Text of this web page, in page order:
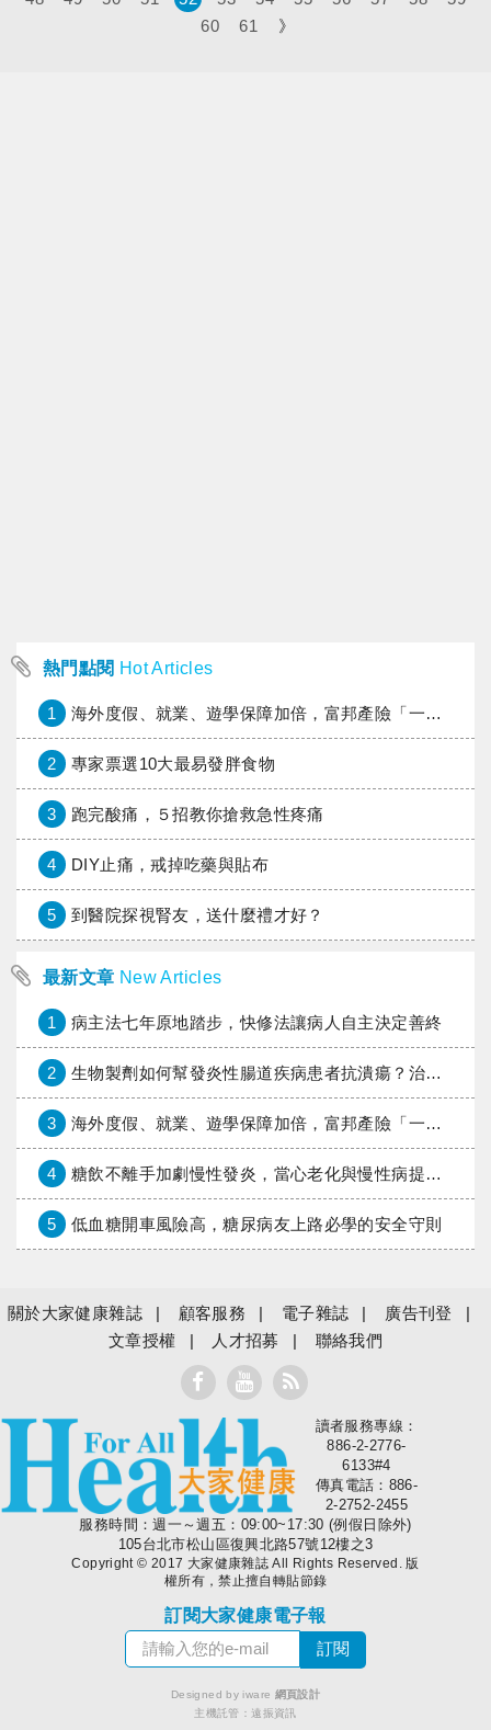
60
61 》
熱門點閱 Hot Articles
1 海外度假、就業、遊學保障加倍，富邦產險「一期逐夢」專案加碼遠距醫療與緊急救援
2 專家票選10大最易發胖食物
3 跑完酸痛，５招教你搶救急性疼痛
4 DIY止痛，戒掉吃藥與貼布
5 到醫院探視腎友，送什麼禮才好？
最新文章 New Articles
1 病主法七年原地踏步，快修法讓病人自主決定善終
2 生物製劑如何幫發炎性腸道疾病患者抗潰瘍？治療進展與健保給付困境一次看
3 海外度假、就業、遊學保障加倍，富邦產險「一期逐夢」專案加碼遠距醫療與緊急救援
4 糖飲不離手加劇慢性發炎，當心老化與慢性病提早報到
5 低血糖開車風險高，糖尿病友上路必學的安全守則
關於大家健康雜誌 顧客服務 電子雜誌
廣告刊登
文章授權
人才招募 聯絡我們
大家健康
讀者服務專線：
886-2-2776-
6133#4
傳真電話：886-
2-2752-2455
服務時間：週一～週五：09:00~17:30 (例假日除外)
105台北市松山區復興北路57號12樓之3
Copyright © 2017 大家健康雜誌 All Rights Reserved. 版
權所有，禁止擅自轉貼節錄
訂閱大家健康電子報
Designed by iware 網頁設計
主機託管：遠振資訊